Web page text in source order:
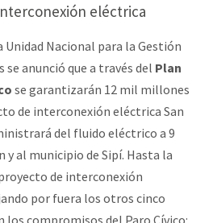
eléctrica
Unidad Nacional para la Gestión
se anunció que a través del Plan
se garantizarán 12 mil millones
de interconexión eléctrica San
del fluido eléctrico a 9
y al municipio de Sipí. Hasta la
de interconexión
por fuera los otros cinco
los compromisos del Paro Cívico: